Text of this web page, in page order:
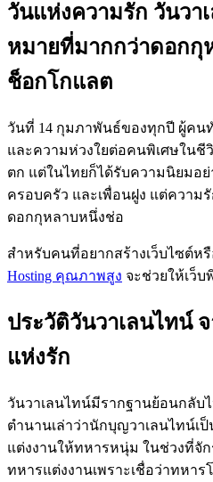
วันแห่งความรัก วันวา
หมายที่มากกว่าดอกกุ
ช็อกโกแลต
วันที่ 14 กุมภาพันธ์ของทุกปี ผู้คน
และความห่วงใยต่อคนพิเศษในชี
ตก แต่ในไทยก็ได้รับความนิยมอ
ครอบครัว และเพื่อนฝูง แต่ความ
ดอกกุหลาบหนึ่งช่อ
สำหรับคนที่อยากสร้างเว็บไซต์ห
Hosting คุณภาพสูง จะช่วยให้เว็
ประวัติวันวาเลนไทน์
แห่งรัก
วันวาเลนไทน์มีรากฐานย้อนกลับ
ตำนานเล่าว่านักบุญวาเลนไทน์เ
แต่งงานให้ทหารหนุ่ม ในช่วงที่จั
ทหารแต่งงานเพราะเชื่อว่าทหาร